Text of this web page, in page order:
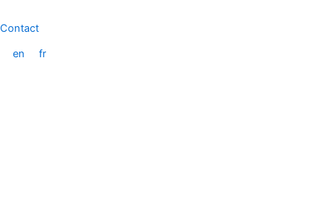
au
Contact
en fr